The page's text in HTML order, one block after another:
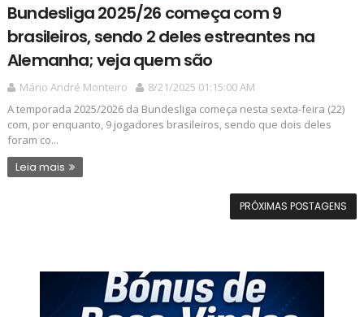
Bundesliga 2025/26 começa com 9
brasileiros, sendo 2 deles estreantes na
Alemanha; veja quem são
Mário André Monteiro
8/21/2025 01:15:00 AM
A temporada 2025/2026 da Bundesliga começa nesta sexta-feira (22)
com, por enquanto, 9 jogadores brasileiros, sendo que dois deles
foram co...
Leia mais
PRÓXIMAS POSTAGENS